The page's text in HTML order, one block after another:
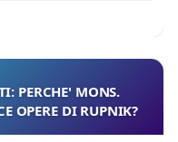
PERCHE' MONS.
OPERE DI RUPNIK?